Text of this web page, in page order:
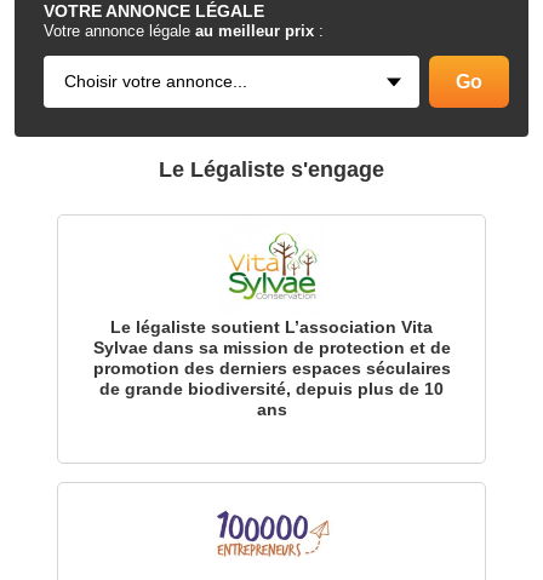
VOTREANNONCE LÉGALE
Votre annonce légale au meilleur prix :
Le Légaliste s'engage
Le légaliste soutient L’association Vita
Sylvae dans sa mission de protection et de
promotion des derniers espaces séculaires
de grande biodiversité, depuis plus de 10
ans